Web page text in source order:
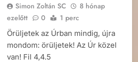
Simon Zoltán SC
8 hónap
ezelőtt
0 1 perc
Örüljetek az Úrban mindig, újra
mondom: örüljetek! Az Úr közel
van! Fil 4,4.5